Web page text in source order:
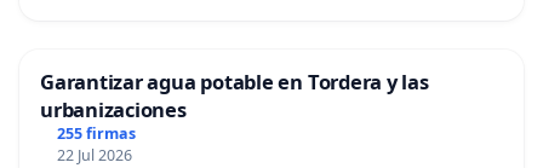
Garantizar agua potable en Tordera y las
urbanizaciones
255 firmas
22 Jul 2026